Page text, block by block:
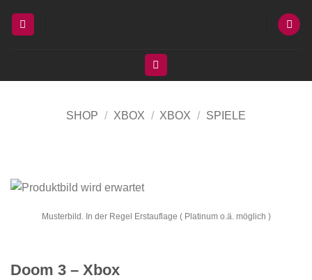
Inhalt
SHOP / XBOX / XBOX / SPIELE
Musterbild. In der Regel Erstauflage ( Platinum o.ä. möglich )
Doom 3 – Xbox